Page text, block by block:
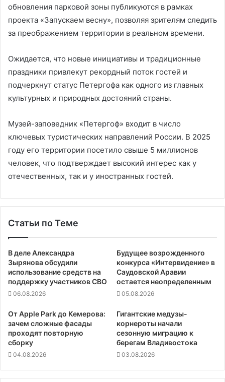
обновления парковой зоны публикуются в рамках
проекта «Запускаем весну», позволяя зрителям следить
за преображением территории в реальном времени.
Ожидается, что новые инициативы и традиционные
праздники привлекут рекордный поток гостей и
подчеркнут статус Петергофа как одного из главных
культурных и природных достояний страны.
Музей-заповедник «Петергоф» входит в число
ключевых туристических направлений России. В 2025
году его территории посетило свыше 5 миллионов
человек, что подтверждает высокий интерес как у
отечественных, так и у иностранных гостей.
Статьи по Теме
В деле Александра
Зырянова обсудили
использование средств на
поддержку участников СВО
06.08.2026
Будущее возрожденного
конкурса «Интервидение» в
Саудовской Аравии
остается неопределенным
05.08.2026
От Apple Park до Кемерова:
зачем сложные фасады
проходят повторную
сборку
04.08.2026
Гигантские медузы-
корнероты начали
сезонную миграцию к
берегам Владивостока
03.08.2026